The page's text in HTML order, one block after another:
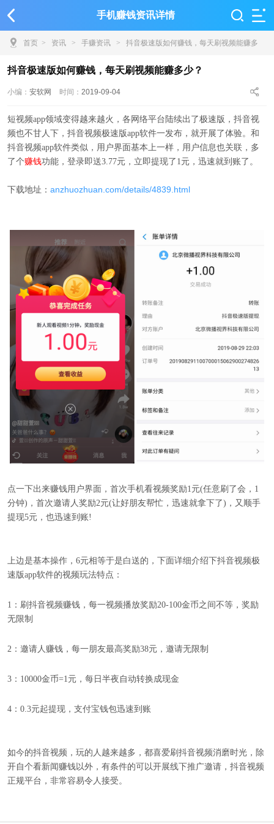
手机赚钱资讯详情
首页 > 资讯 > 手赚资讯 > 抖音极速版如何赚钱，每天刷视频能赚多
少？
抖音极速版如何赚钱，每天刷视频能赚多少？
小编： 安软网 时间： 2019-09-04
短视频app领域变得越来越火，各网络平台陆续出了极速版，抖音视
频也不甘人下，抖音视频极速版app软件一发布，就开展了体验。和
抖音视频app软件类似，用户界面基本上一样，用户信息也关联，多
了个赚钱功能，登录即送3.77元，立即提现了1元，迅速就到账了。
下载地址： anzhuozhuan.com/details/4839.html
点一下出来赚钱用户界面，首次手机看视频奖励1元(任意刷了会，1
分钟)，首次邀请人奖励2元(让好朋友帮忙，迅速就拿下了)，又顺手
提现5元，也迅速到账!
上边是基本操作，6元相等于是白送的，下面详细介绍下抖音视频极
速版app软件的视频玩法特点：
1：刷抖音视频赚钱，每一视频播放奖励20-100金币之间不等，奖励
无限制
2：邀请人赚钱，每一朋友最高奖励38元，邀请无限制
3：10000金币=1元，每日半夜自动转换成现金
4：0.3元起提现，支付宝钱包迅速到账
如今的抖音视频，玩的人越来越多，都喜爱刷抖音视频消磨时光，除
开自个看新闻赚钱以外，有条件的可以开展线下推广邀请，抖音视频
正规平台，非常容易令人接受。